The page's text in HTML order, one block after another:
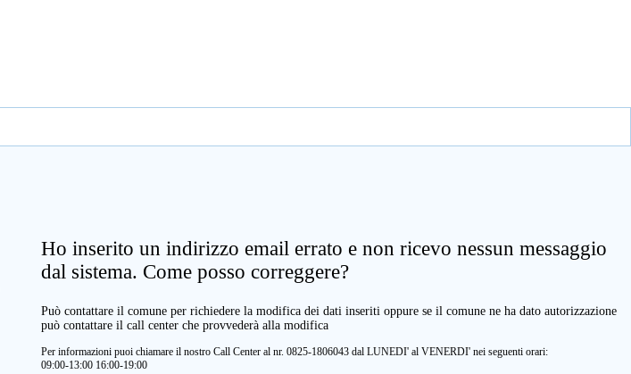
Ho inserito un indirizzo email errato e non ricevo nessun messaggio
dal sistema. Come posso correggere?
Può contattare il comune per richiedere la modifica dei dati inseriti oppure se il comune ne ha dato autorizzazione
può contattare il call center che provvederà alla modifica
Per informazioni puoi chiamare il nostro Call Center al nr. 0825-1806043 dal LUNEDI' al VENERDI' nei seguenti orari:
09:00-13:00 16:00-19:00